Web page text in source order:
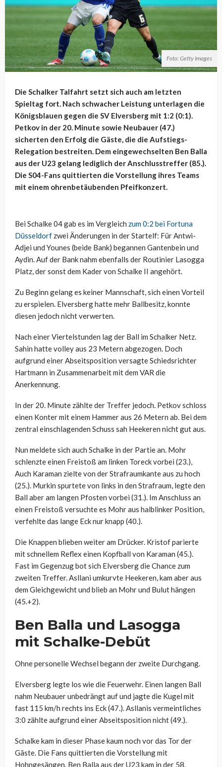
Foto: Getty Images
Die Schalker Talfahrt setzt sich auch am letzten
Spieltag fort. Nach schwacher Leistung unterlagen die
Königsblauen gegen die SV Elversberg mit 1:2 (0:1).
Petkov in der 20. Minute sowie Neubauer (47.)
sicherten den Erfolg die Gäste, die die Aufstiegs-
Relegation bestreiten. Dem eingewechselten Ben Balla
aus der U23 gelang lediglich der Anschlusstreffer (85.).
Die S04-Fans quittierten die Vorstellung ihres Teams
mit einem ohrenbetäubenden Pfeifkonzert.
Bei Schalke 04 gab es im Vergleich zum 0:2 bei Fortuna
Düsseldorf zwei Änderungen in der Startelf: Für Antwi-
Adjei und Younes (beide Bank) begannen Gantenbein und
Aydin. Auf der Bank nahm ebenfalls der Routinier Lasogga
Platz, der sonst dem Kader von Schalke II angehört.
Zu Beginn gelang es keiner Mannschaft, sich einen Vorteil
zu erspielen. Elversberg hatte mehr Ballbesitz, konnte
diesen jedoch nicht verwerten.
Nach einer Viertelstunden lag der Ball im Schalker Netz.
Sahin hatte volley aus 23 Metern abgezogen. Doch
aufgrund einer Abseitsposition versagte Schiedsrichter
Hartmann in Zusammenarbeit mit dem VAR die
Anerkennung.
In der 20. Minute zählte der Treffer jedoch. Petkov schloss
einen Konter mit einem Hammer aus 26 Metern ab. Bei dem
zentral einschlagenden Schuss sah Heekeren nicht gut aus.
Nun meldete sich auch Schalke in der Partie an. Mohr
schlenzte einen Freistoß am linken Toreck vorbei (23.),
Auch Karaman zielte von der Strafraumkante aus zu hoch
(25.). Murkin spurtete von links in den Strafraum, legte den
Ball aber am langen Pfosten vorbei (31.). Im Anschluss an
einen Freistoß versuchte es Mohr aus halblinker Position,
verfehlte das lange Eck nur knapp (40.).
Die Knappen blieben weiter am Drücker. Kristof parierte
mit schnellem Reflex einen Kopfball von Karaman (45.).
Fast im Gegenzug bot sich Elversberg die Chance zum
zweiten Treffer. Asllani umkurvte Heekeren, kam aber aus
dem Gleichgewicht und blieb an Mohr und Bulut hängen
(45.+2).
Ben Balla und Lasogga
mit Schalke-Debüt
Ohne personelle Wechsel begann der zweite Durchgang.
Elversberg legte los wie die Feuerwehr. Einen langen Ball
nahm Neubauer unbedrängt auf und jagte die Kugel mit
fast 115 km/h rechts ins Eck (47.). Asllanis vermeintliches
3:0 zählte aufgrund einer Abseitsposition nicht (49.).
Schalke kam in dieser Phase kaum noch vor das Tor der
Gäste. Die Fans quittierten die Vorstellung mit
Hohngesängen. Ben Balla aus der U23 kam in der 58.